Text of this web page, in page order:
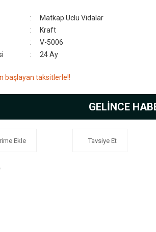
Matkap Uclu Vidalar
Kraft
V-5006
24 Ay
başlayan taksitlerle!!
GELİNCE
Tavsiye Et